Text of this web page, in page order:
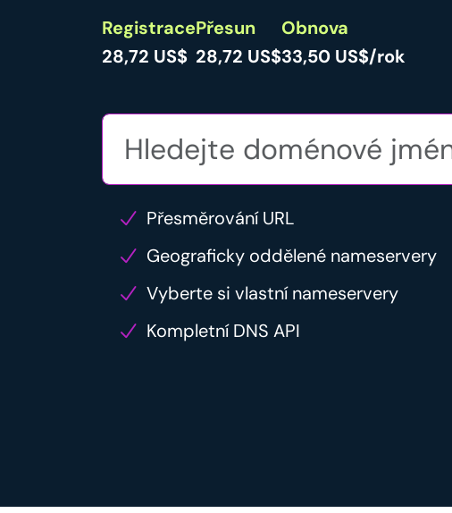
Registrace
28,72 US$
Přesun
28,72 US$
Obnova
33,50 US$/rok
Přesměrování URL
Geograficky oddělené nameservery
Vyberte si vlastní nameservery
Kompletní DNS API